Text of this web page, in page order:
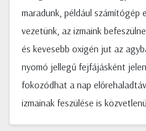
maradunk, például
vezetünk, az izmaink
és kevesebb oxigén jut az
nyomó jellegű fejfájásként
fokozódhat a nap
izmainak feszülése is